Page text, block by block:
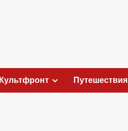
Культфронт Путешествия